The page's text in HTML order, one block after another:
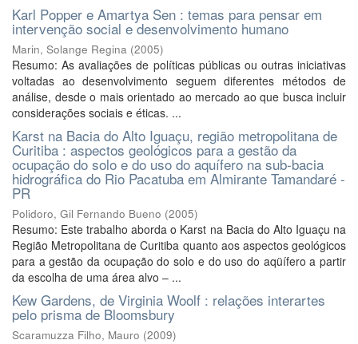
Karl Popper e Amartya Sen : temas para pensar em
intervenção social e desenvolvimento humano
Marin, Solange Regina (2005)
Resumo: As avaliações de políticas públicas ou outras iniciativas
voltadas ao desenvolvimento seguem diferentes métodos de
análise, desde o mais orientado ao mercado ao que busca incluir
considerações sociais e éticas. ...
Karst na Bacia do Alto Iguaçu, região metropolitana de
Curitiba : aspectos geológicos para a gestão da
ocupação do solo e do uso do aquífero na sub-bacia
hidrográfica do Rio Pacatuba em Almirante Tamandaré -
PR
Polidoro, Gil Fernando Bueno (2005)
Resumo: Este trabalho aborda o Karst na Bacia do Alto Iguaçu na
Região Metropolitana de Curitiba quanto aos aspectos geológicos
para a gestão da ocupação do solo e do uso do aqüífero a partir
da escolha de uma área alvo – ...
Kew Gardens, de Virginia Woolf : relações interartes
pelo prisma de Bloomsbury
Scaramuzza Filho, Mauro (2009)